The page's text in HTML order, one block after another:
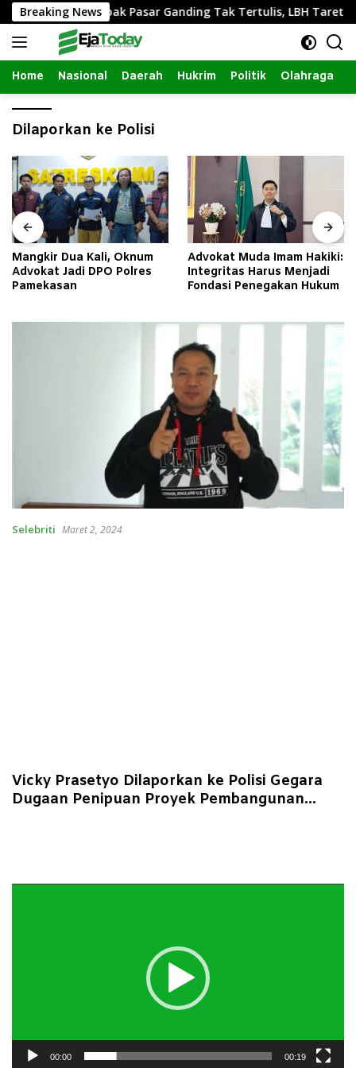
Langsung
ke
konten
Breaking News
Renovasi Lapak Pasar Ganding Tak Tertulis, LBH Taretan
Home Nasional Daerah Hukrim Politik Olahraga
Dilaporkan ke Polisi
Mangkir Dua Kali, Oknum
Advokat Jadi DPO Polres
Pamekasan
Advokat Muda Imam Hakiki:
Integritas Harus Menjadi
Fondasi Penegakan Hukum
Selebriti Maret 2, 2024
Vicky Prasetyo Dilaporkan ke Polisi Gegara
Dugaan Penipuan Proyek Pembangunan
00:00 00:19